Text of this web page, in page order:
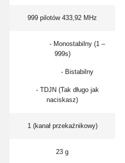
999 pilotów 433,92 MHz
- Monostabilny (1 –
999s)
- Bistabilny
- TDJN (Tak długo jak
naciskasz)
1 (kanał przekaźnikowy)
23 g